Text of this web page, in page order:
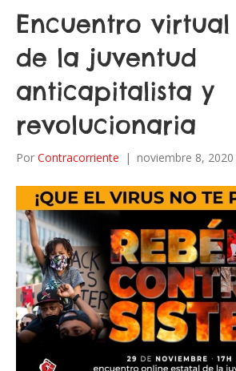
Encuentro virtual
de la juventud
anticapitalista y
revolucionaria
Por Contracorriente | noviembre 8, 2020